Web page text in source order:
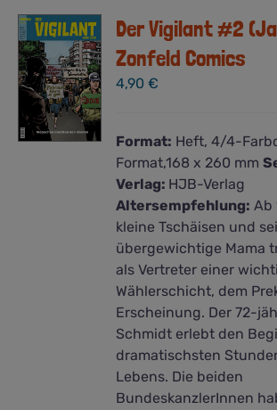
Der Vigilant #2
Zonfeld Comics
4,90€
Format: Heft, 4/4-
Format,168 x 260 mm
Verlag: HJB-Verlag
Altersempfehlung: Ab
kleine Tschäisen und
übergewichtige Mama
als Vertreter einer
Wählerschicht, dem
Erscheinung. Der 72-
Schmidt erlebt den
dramatischsten
Lebens. Die beiden
BundeskanzlerInnen